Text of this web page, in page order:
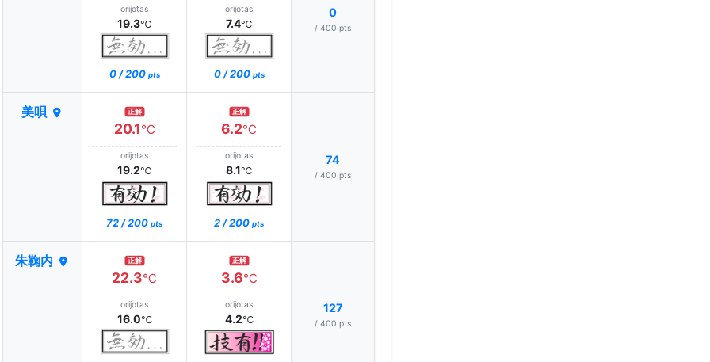
orijotas
19.3℃
0 / 200 pts
orijotas
7.4℃
0 / 200 pts
0
/ 400 pts
美唄 正解
20.1℃
orijotas
19.2℃
72 / 200 pts
正解
6.2℃
orijotas
8.1℃
2 / 200 pts
74
/ 400 pts
朱鞠内 正解
22.3℃
orijotas
16.0℃
正解
3.6℃
orijotas
4.2℃
127
/ 400 pts